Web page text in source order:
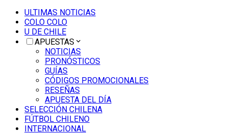
ULTIMAS NOTICIAS
COLO COLO
U DE CHILE
APUESTAS
NOTICIAS
PRONÓSTICOS
GUÍAS
CÓDIGOS PROMOCIONALES
RESEÑAS
APUESTA DEL DÍA
SELECCIÓN CHILENA
FÚTBOL CHILENO
INTERNACIONAL